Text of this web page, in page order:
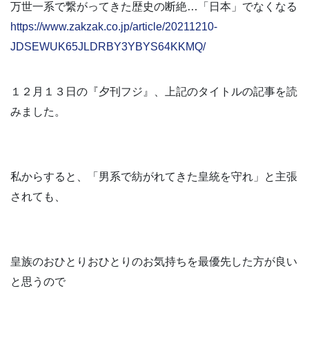
万世一系で繋がってきた歴史の断絶…「日本」でなくなる
https://www.zakzak.co.jp/article/20211210-
JDSEWUK65JLDRBY3YBYS64KKMQ/
１２月１３日の『夕刊フジ』、上記のタイトルの記事を読
みました。
私からすると、「男系で紡がれてきた皇統を守れ」と主張
されても、
皇族のおひとりおひとりのお気持ちを最優先した方が良い
と思うので